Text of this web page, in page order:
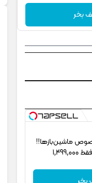
بخر
ماشین‌باز‌ها!!